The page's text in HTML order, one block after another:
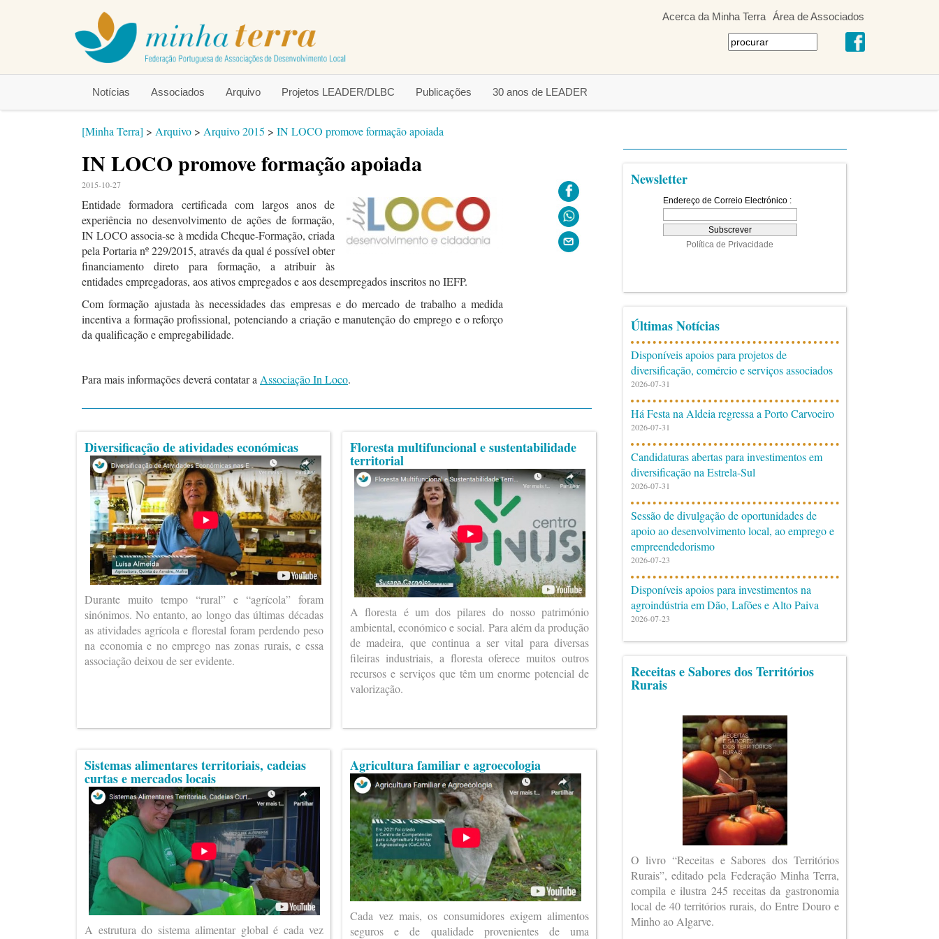
Acerca da Minha Terra Área de Associados
Notícias Associados Arquivo Projetos LEADER/DLBC Publicações 30 anos de LEADER
[Minha Terra] > Arquivo > Arquivo 2015 > IN LOCO promove formação apoiada
IN LOCO promove formação apoiada
2015-10-27
Entidade formadora certificada com largos anos de
experiência no desenvolvimento de ações de formação,
IN LOCO associa-se à medida Cheque-Formação, criada
pela Portaria nº 229/2015, através da qual é possível obter
financiamento direto para formação, a atribuir às
entidades empregadoras, aos ativos empregados e aos desempregados inscritos no IEFP.
Com formação ajustada às necessidades das empresas e do mercado de trabalho a medida
incentiva a formação profissional, potenciando a criação e manutenção do emprego e o reforço
da qualificação e empregabilidade.
Para mais informações deverá contatar a Associação In Loco.
Diversificação de atividades económicas
Durante muito tempo “rural” e “agrícola” foram
sinónimos. No entanto, ao longo das últimas décadas
as atividades agrícola e florestal foram perdendo peso
na economia e no emprego nas zonas rurais, e essa
associação deixou de ser evidente.
Sistemas alimentares territoriais, cadeias
curtas e mercados locais
A estrutura do sistema alimentar global é cada vez
Floresta multifuncional e sustentabilidade
territorial
A floresta é um dos pilares do nosso património
ambiental, económico e social. Para além da produção
de madeira, que continua a ser vital para diversas
fileiras industriais, a floresta oferece muitos outros
recursos e serviços que têm um enorme potencial de
valorização.
Agricultura familiar e agroecologia
Cada vez mais, os consumidores exigem alimentos
seguros e de qualidade provenientes de uma
Newsletter
Últimas Notícias
Disponíveis apoios para projetos de
diversificação, comércio e serviços associados
2026-07-31
Há Festa na Aldeia regressa a Porto Carvoeiro
2026-07-31
Candidaturas abertas para investimentos em
diversificação na Estrela-Sul
2026-07-31
Sessão de divulgação de oportunidades de
apoio ao desenvolvimento local, ao emprego e
empreendedorismo
2026-07-23
Disponíveis apoios para investimentos na
agroindústria em Dão, Lafões e Alto Paiva
2026-07-23
Receitas e Sabores dos Territórios
Rurais
O livro “Receitas e Sabores dos Territórios
Rurais”, editado pela Federação Minha Terra,
compila e ilustra 245 receitas da gastronomia
local de 40 territórios rurais, do Entre Douro e
Minho ao Algarve.